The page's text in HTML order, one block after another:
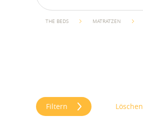
THE BEDS MATRATZEN
Filtern Löschen